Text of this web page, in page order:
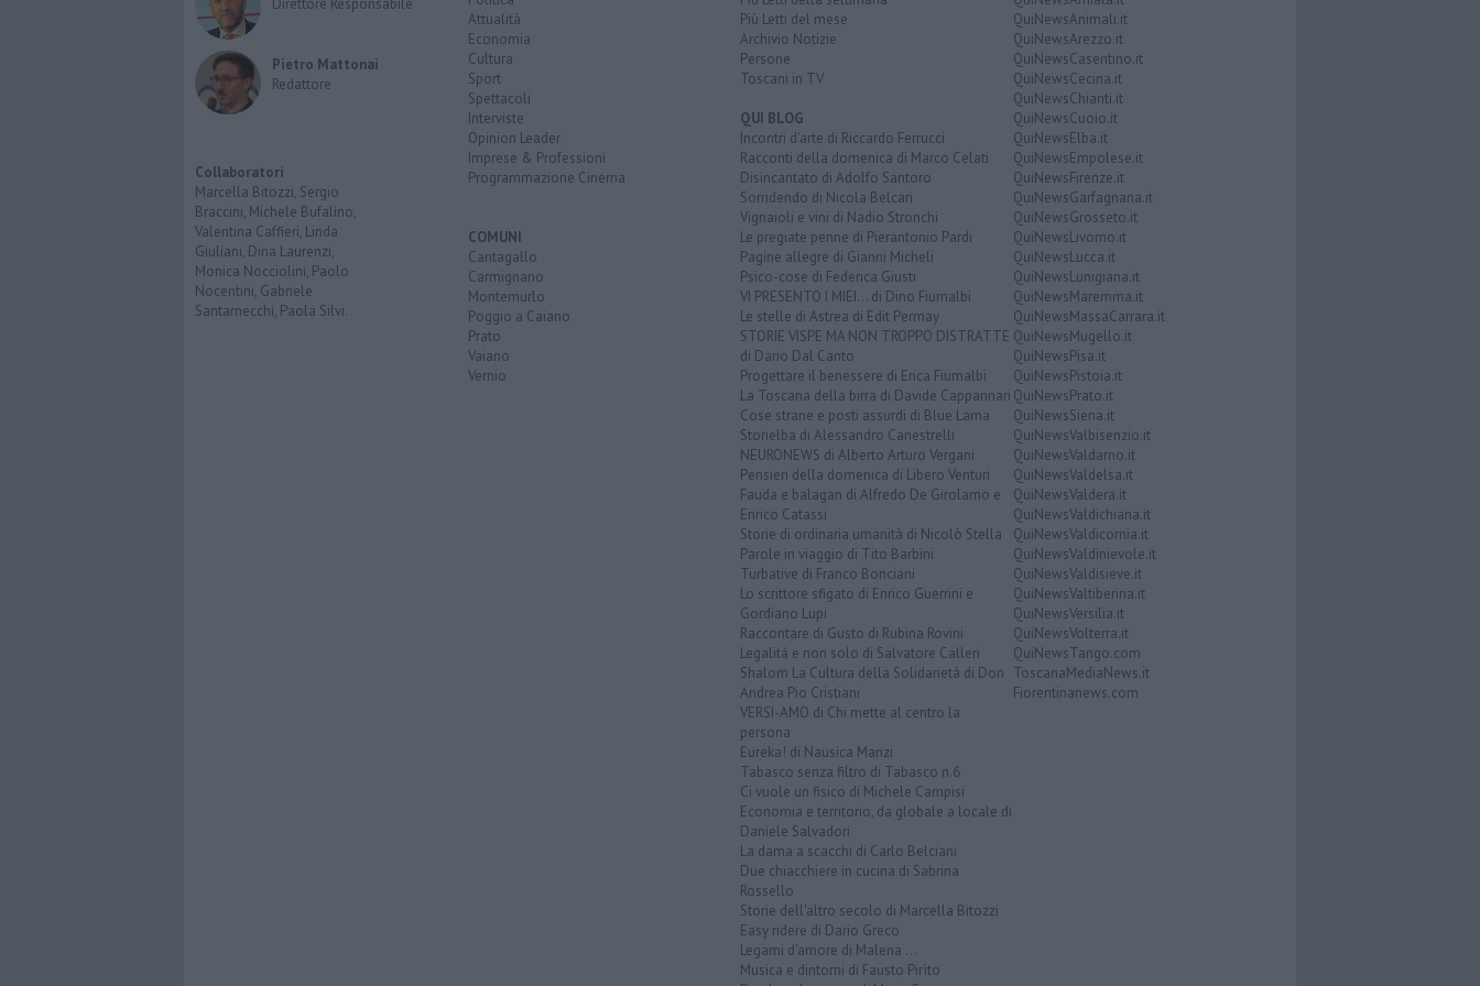
Direttore Responsabile
Pietro Mattonai
Redattore
Collaboratori
Marcella Bitozzi, Sergio
Braccini, Michele Bufalino,
Valentina Caffieri, Linda
Giuliani, Dina Laurenzi,
Monica Nocciolini, Paolo
Nocentini, Gabriele
Santarnecchi, Paola Silvi.
Attualità
Economia
Cultura
Sport
Spettacoli
Interviste
Opinion Leader
Imprese & Professioni
Programmazione Cinema
COMUNI
Cantagallo
Carmignano
Montemurlo
Poggio a Caiano
Prato
Vaiano
Vernio
Più Letti del mese
Archivio Notizie
Persone
Toscani in TV
QUI BLOG
Incontri d'arte di Riccardo Ferrucci
Racconti della domenica di Marco Celati
Disincantato di Adolfo Santoro
Sorridendo di Nicola Belcari
Vignaioli e vini di Nadio Stronchi
Le pregiate penne di Pierantonio Pardi
Pagine allegre di Gianni Micheli
Psico-cose di Federica Giusti
VI PRESENTO I MIEI... di Dino Fiumalbi
Le stelle di Astrea di Edit Permay
STORIE VISPE MA NON TROPPO DISTRATTE
di Dario Dal Canto
Progettare il benessere di Erica Fiumalbi
La Toscana della birra di Davide Cappannari
Cose strane e posti assurdi di Blue Lama
Storielba di Alessandro Canestrelli
NEURONEWS di Alberto Arturo Vergani
Pensieri della domenica di Libero Venturi
Fauda e balagan di Alfredo De Girolamo e
Enrico Catassi
Storie di ordinaria umanità di Nicolò Stella
Parole in viaggio di Tito Barbini
Turbative di Franco Bonciani
Lo scrittore sfigato di Enrico Guerrini e
Gordiano Lupi
Raccontare di Gusto di Rubina Rovini
Legalità e non solo di Salvatore Calleri
Shalom La Cultura della Solidarietà di Don
Andrea Pio Cristiani
VERSI-AMO di Chi mette al centro la
persona
Eureka! di Nausica Manzi
Tabasco senza filtro di Tabasco n.6
Ci vuole un fisico di Michele Campisi
Economia e territorio, da globale a locale di
Daniele Salvadori
La dama a scacchi di Carlo Belciani
Due chiacchiere in cucina di Sabrina
Rossello
Storie dell'altro secolo di Marcella Bitozzi
Easy ridere di Dario Greco
Legami d'amore di Malena ...
Musica e dintorni di Fausto Pirìto
QuiNewsAnimali.it
QuiNewsArezzo.it
QuiNewsCasentino.it
QuiNewsCecina.it
QuiNewsChianti.it
QuiNewsCuoio.it
QuiNewsElba.it
QuiNewsEmpolese.it
QuiNewsFirenze.it
QuiNewsGarfagnana.it
QuiNewsGrosseto.it
QuiNewsLivorno.it
QuiNewsLucca.it
QuiNewsLunigiana.it
QuiNewsMaremma.it
QuiNewsMassaCarrara.it
QuiNewsMugello.it
QuiNewsPisa.it
QuiNewsPistoia.it
QuiNewsPrato.it
QuiNewsSiena.it
QuiNewsValbisenzio.it
QuiNewsValdarno.it
QuiNewsValdelsa.it
QuiNewsValdera.it
QuiNewsValdichiana.it
QuiNewsValdicornia.it
QuiNewsValdinievole.it
QuiNewsValdisieve.it
QuiNewsValtiberina.it
QuiNewsVersilia.it
QuiNewsVolterra.it
QuiNewsTango.com
ToscanaMediaNews.it
Fiorentinanews.com